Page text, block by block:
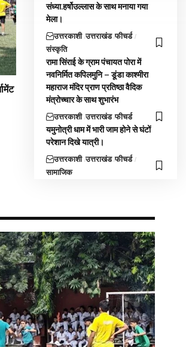
संध्या.हर्षोउल्लास के साथ मनाया गया
मेला।
उत्तरकाशी उत्तराखंड फीचर्ड
संस्कृति
रामा सिंराई के ग्राम पंचायत पोरा में
नवनिर्मित कपिलमुनि – डूंडा काश्मीरा
महाराज मंदिर प्राण प्रतिष्ठा वैदिक
मंत्रोच्चार के साथ शुभारंभ
उत्तरकाशी उत्तराखंड फीचर्ड
यमुनोत्री धाम में भारी जाम होने से घंटों
परेशान दिखे यात्री।
उत्तरकाशी उत्तराखंड फीचर्ड
सामाजिक